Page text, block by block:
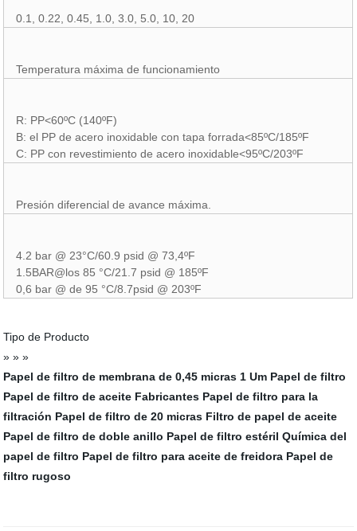
0.1, 0.22, 0.45, 1.0, 3.0, 5.0, 10, 20
Temperatura máxima de funcionamiento
R: PP<60ºC (140ºF)
B: el PP de acero inoxidable con tapa forrada<85ºC/185ºF
C: PP con revestimiento de acero inoxidable<95ºC/203ºF
Presión diferencial de avance máxima.
4.2 bar @ 23°C/60.9 psid @ 73,4ºF
1.5BAR@los 85 °C/21.7 psid @ 185ºF
0,6 bar @ de 95 °C/8.7psid @ 203ºF
Tipo de Producto
» » »
Papel de filtro de membrana de 0,45 micras 1 Um Papel de filtro
Papel de filtro de aceite Fabricantes Papel de filtro para la
filtración Papel de filtro de 20 micras Filtro de papel de aceite
Papel de filtro de doble anillo Papel de filtro estéril Química del
papel de filtro Papel de filtro para aceite de freidora Papel de
filtro rugoso